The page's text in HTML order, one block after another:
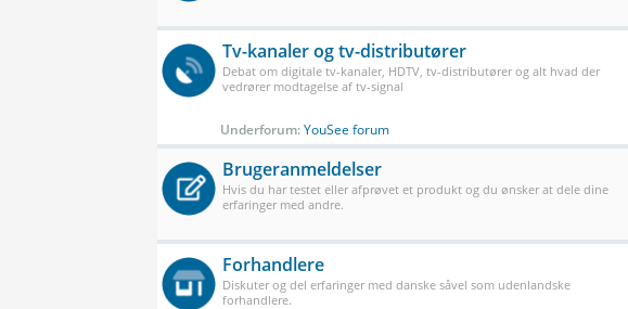
Tv-kanaler og tv-distributører
Debat om digitale tv-kanaler, HDTV, tv-distributører og alt hvad der
vedrører modtagelse af tv-signal
Underforum:YouSee forum
Brugeranmeldelser
Hvis du har testet eller afprøvet et produkt og du ønsker at dele dine
erfaringer med andre.
Forhandlere
Diskuter og del erfaringer med danske såvel som udenlandske
forhandlere.